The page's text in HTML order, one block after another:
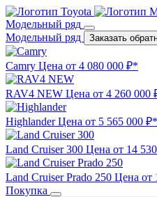
Модельный ряд
Модельный ряд
Заказать
Camry Цена от 4 080 000 ₽*
RAV4 NEW Цена от 4 260 000
Highlander Цена от 5 565 000 ₽*
Land Cruiser 300 Цена от 14
Land Cruiser Prado 250 Цена от
Покупка